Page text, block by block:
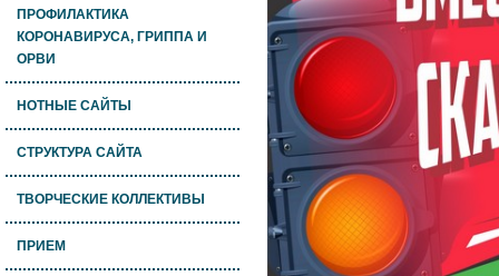
ПРОФИЛАКТИКА
КОРОНАВИРУСА, ГРИППА И
ОРВИ
НОТНЫЕ САЙТЫ
СТРУКТУРА САЙТА
ТВОРЧЕСКИЕ КОЛЛЕКТИВЫ
ПРИЕМ